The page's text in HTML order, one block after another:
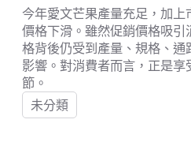
今年愛文芒果產量充足，加
價格下滑。雖然促銷價格吸
格背後仍受到產量、規格、
影響。對消費者而言，正是
節。
未分類